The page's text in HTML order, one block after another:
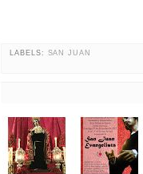
LABELS: SAN JUAN